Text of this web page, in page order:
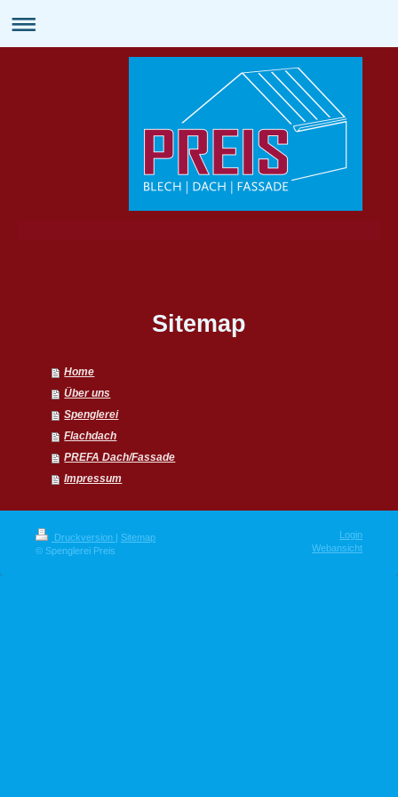
Sitemap
Home
Über uns
Spenglerei
Flachdach
PREFA Dach/Fassade
Impressum
Druckversion | Sitemap
© Spenglerei Preis
Login
Webansicht